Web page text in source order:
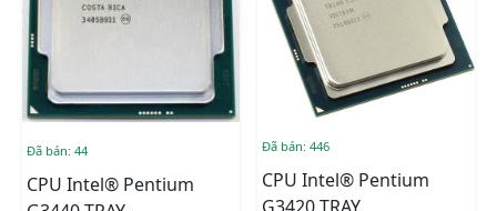
Đã bán: 44
CPU Intel® Pentium
Đã bán: 446
CPU Intel® Pentium